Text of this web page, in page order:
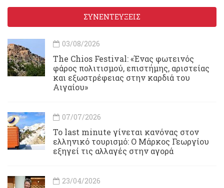
ΣΥΝΕΝΤΕΥΞΕΙΣ
03/08/2026
Τhe Chios Festival: «Ένας φωτεινός
φάρος πολιτισμού, επιστήμης, αριστείας
και εξωστρέφειας στην καρδιά του
Αιγαίου»
07/07/2026
Το last minute γίνεται κανόνας στον
ελληνικό τουρισμό: Ο Μάρκος Γεωργίου
εξηγεί τις αλλαγές στην αγορά
23/04/2026